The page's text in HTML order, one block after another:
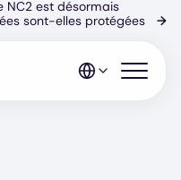
NC2 est désormais
sont-elles protégées
→
Open